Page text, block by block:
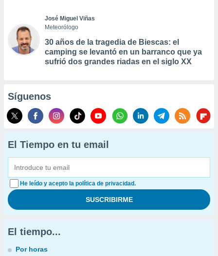
José Miguel Viñas
Meteorólogo
30 años de la tragedia de Biescas: el
camping se levantó en un barranco que ya
sufrió dos grandes riadas en el siglo XX
Síguenos
El Tiempo en tu email
He leído y acepto la política de privacidad.
El tiempo...
Por horas